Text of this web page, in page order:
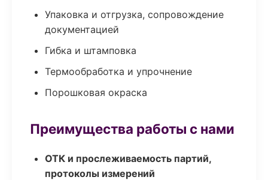
Упаковка и отгрузка, сопровождение
документацией
Гибка и штамповка
Термообработка и упрочнение
Порошковая окраска
Преимущества работы с нами
ОТК и прослеживаемость партий,
протоколы измерений